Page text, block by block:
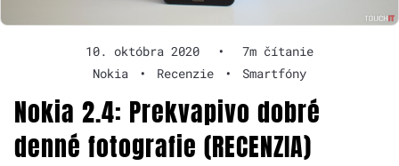
10. októbra 2020 •
7m čítanie
Nokia
• Recenzie • Smartfóny
Nokia 2.4: Prekvapivo dobré
denné fotografie (RECENZIA)